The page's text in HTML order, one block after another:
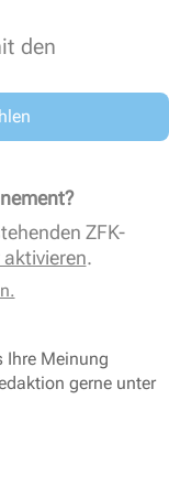
den
ZFK-
aktivieren.
Ihre Meinung
gerne unter